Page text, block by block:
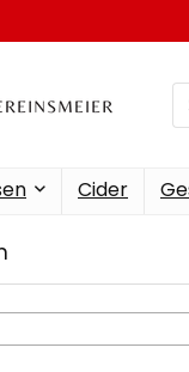
Cider